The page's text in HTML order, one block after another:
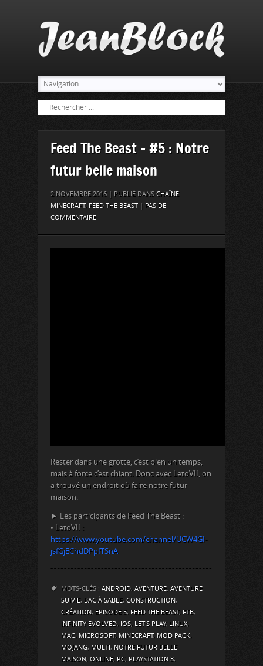
Feed The Beast – #5 : Notre
futur belle maison
2 NOVEMBRE 2016 | PUBLIÉ DANS CHAÎNE
MINECRAFT, FEED THE BEAST| PAS DE
COMMENTAIRE
Rester dans une grotte, c’est bien un temps,
mais à force c’est chiant. Donc avec LetoVII, on
a trouvé un endroit où faire notre futur
maison.
► Les participants de Feed The Beast :
• LetoVII :
https://www.youtube.com/channel/UCW4GI-
jsfGjEChdDPpfTSnA
MOTS-CLÉS : ANDROID, AVENTURE, AVENTURE
SUIVIE, BAC À SABLE, CONSTRUCTION,
CRÉATION, EPISODE 5, FEED THE BEAST, FTB,
INFINITY EVOLVED, IOS, LET'S PLAY, LINUX,
MAC, MICROSOFT, MINECRAFT, MOD PACK,
MOJANG, MULTI, NOTRE FUTUR BELLE
MAISON, ONLINE, PC, PLAYSTATION 3,